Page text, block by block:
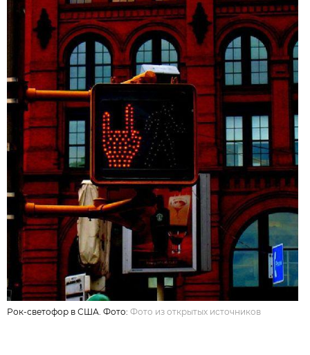
Рок-светофор в США. Фото:Фото из открытых источников